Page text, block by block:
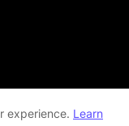
Disclaimer
experience. Learn